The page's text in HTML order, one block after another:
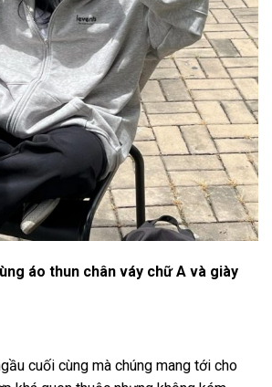
áo thun chân váy chữ A và giày
cuối cùng mà chúng mang tới cho